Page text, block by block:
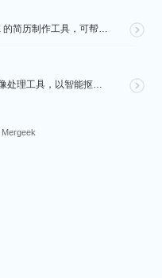
PPResume 是一款基于 LaTeX 的简历制作工具，可帮助用户在几分钟内快速制作精美、排版良好...
ProKnockOut 是一款强大的图像处理工具，以智能抠图为核心，集成了图片合成、人像美容、照片编...
Mergeek